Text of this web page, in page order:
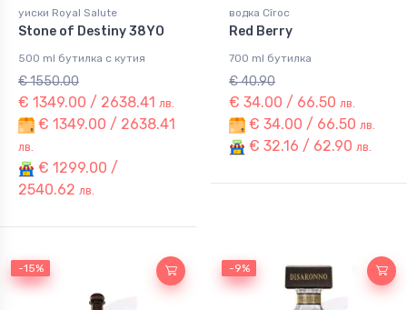
уиски Royal Salute
Stone of Destiny 38YO
500 ml бутилка с кутия
€ 1550.00
€ 1349.00 / 2638.41 лв.
€ 1349.00 / 2638.41
лв.
€ 1299.00 /
2540.62 лв.
водка Cîroc
Red Berry
700 ml бутилка
€ 40.90
€ 34.00 / 66.50 лв.
€ 34.00 / 66.50 лв.
€ 32.16 / 62.90 лв.
-15%
-15% -9%
-9%